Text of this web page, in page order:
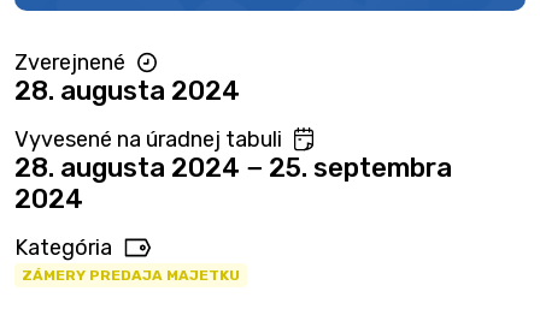
Zverejnené
28. augusta 2024
Vyvesené na úradnej tabuli
28. augusta 2024 − 25. septembra
2024
Kategória
ZÁMERY PREDAJA MAJETKU